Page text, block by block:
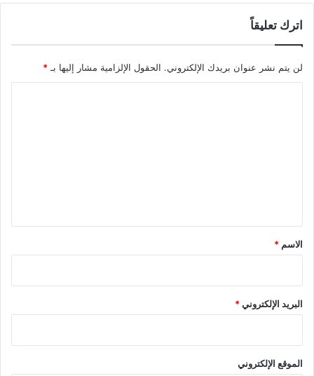
اترك تعليقاً
لن يتم نشر عنوان بريدك الإلكتروني. الحقول الإلزامية مشار إليها بـ*
*
الاسم *
البريد الإلكتروني*
الموقع الإلكتروني